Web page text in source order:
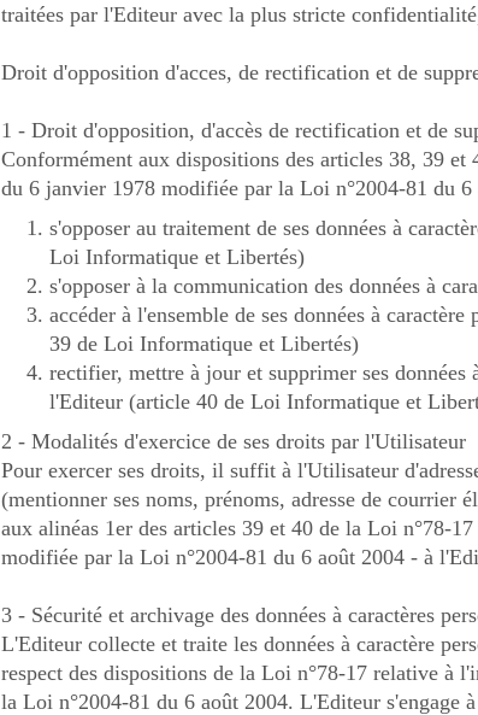
traitées par l'Editeur avec la plus stricte
Droit d'opposition d'acces, de rectification et de
1 - Droit d'opposition, d'accès de rectification et de
Conformément aux dispositions des articles 38, 39
du 6 janvier 1978 modifiée par la Loi n°2004-81 du
s'opposer au traitement de ses données à
Loi Informatique et Libertés)
s'opposer à la communication des données à
accéder à l'ensemble de ses données à
39 de Loi Informatique et Libertés)
rectifier, mettre à jour et supprimer ses données
l'Editeur (article 40 de Loi Informatique et
2 - Modalités d'exercice de ses droits par l'Utilisateur
Pour exercer ses droits, il suffit à l'Utilisateur
(mentionner ses noms, prénoms, adresse de courrier
aux alinéas 1er des articles 39 et 40 de la Loi n°78-
modifiée par la Loi n°2004-81 du 6 août 2004 - à
3 - Sécurité et archivage des données à caractères
L'Editeur collecte et traite les données à caractère
respect des dispositions de la Loi n°78-17 relative à
la Loi n°2004-81 du 6 août 2004. L'Editeur s'engage